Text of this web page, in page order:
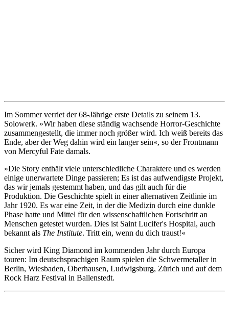
Im Sommer verriet der 68-Jährige erste Details zu seinem 13.
Solowerk. »Wir haben diese ständig wachsende Horror-Geschichte
zusammengestellt, die immer noch größer wird. Ich weiß bereits das
Ende, aber der Weg dahin wird ein langer sein«, so der Frontmann
von Mercyful Fate damals.
»Die Story enthält viele unterschiedliche Charaktere und es werden
einige unerwartete Dinge passieren; Es ist das aufwendigste Projekt,
das wir jemals gestemmt haben, und das gilt auch für die
Produktion. Die Geschichte spielt in einer alternativen Zeitlinie im
Jahr 1920. Es war eine Zeit, in der die Medizin durch eine dunkle
Phase hatte und Mittel für den wissenschaftlichen Fortschritt an
Menschen getestet wurden. Dies ist Saint Lucifer's Hospital, auch
bekannt als The Institute. Tritt ein, wenn du dich traust!«
Sicher wird King Diamond im kommenden Jahr durch Europa
touren: Im deutschsprachigen Raum spielen die Schwermetaller in
Berlin, Wiesbaden, Oberhausen, Ludwigsburg, Zürich und auf dem
Rock Harz Festival in Ballenstedt.